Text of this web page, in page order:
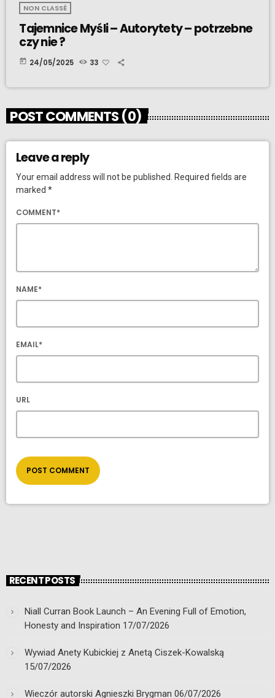
NON CLASSÉ
Tajemnice Myśli – Autorytety – potrzebne
czy nie ?
today 24/05/2025 33
POST COMMENTS (0)
Leave a reply
Your email address will not be published. Required fields are
marked *
COMMENT*
NAME*
EMAIL*
URL
RECENT POSTS
Niall Curran Book Launch – An Evening Full of Emotion,
Honesty and Inspiration 17/07/2026
Wywiad Anety Kubickiej z Anetą Ciszek-Kowalską
15/07/2026
Wieczór autorski Agnieszki Brygman 06/07/2026